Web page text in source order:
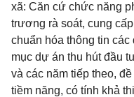
xã: Căn cứ chức năng
trương rà soát, cung
chuẩn hóa thông tin
mục dự án thu hút đầu
và các năm tiếp theo,
tiềm năng, có tính khả